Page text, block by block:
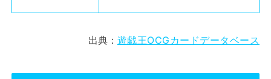
出典： 遊戯王OCGカードデータベース